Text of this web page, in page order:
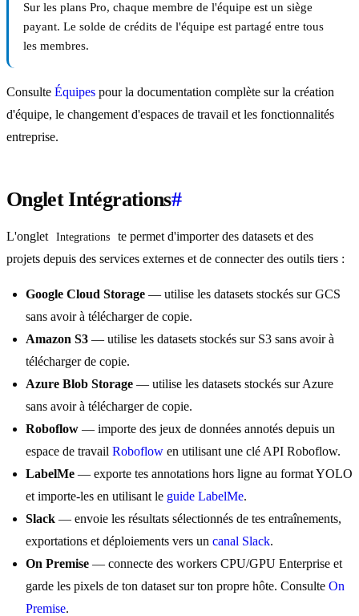
Sur les plans Pro, chaque membre de l'équipe est un siège
payant. Le solde de crédits de l'équipe est partagé entre tous
les membres.
Consulte Équipes pour la documentation complète sur la création
d'équipe, le changement d'espaces de travail et les fonctionnalités
entreprise.
Onglet Intégrations#
L'onglet Integrations
te permet d'importer des datasets et des
projets depuis des services externes et de connecter des outils tiers :
Google Cloud Storage — utilise les datasets stockés sur GCS
sans avoir à télécharger de copie.
Amazon S3 — utilise les datasets stockés sur S3 sans avoir à
télécharger de copie.
Azure Blob Storage — utilise les datasets stockés sur Azure
sans avoir à télécharger de copie.
Roboflow — importe des jeux de données annotés depuis un
espace de travail Roboflow en utilisant une clé API Roboflow.
LabelMe — exporte tes annotations hors ligne au format YOLO
et importe-les en utilisant le guide LabelMe.
Slack — envoie les résultats sélectionnés de tes entraînements,
exportations et déploiements vers un canal Slack.
On Premise — connecte des workers CPU/GPU Enterprise et
garde les pixels de ton dataset sur ton propre hôte. Consulte On
Premise.